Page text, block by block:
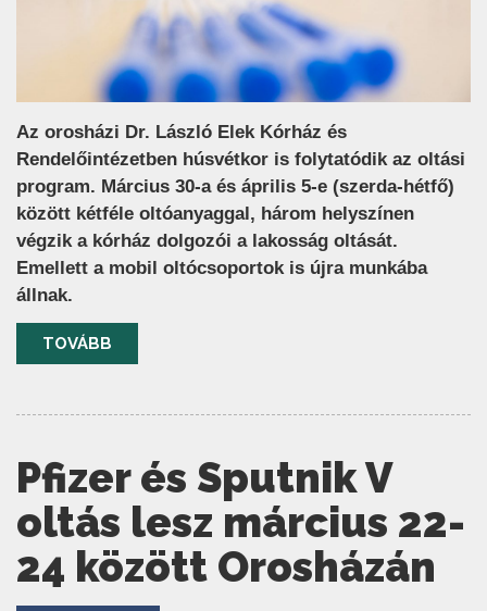
Az orosházi Dr. László Elek Kórház és
Rendelőintézetben húsvétkor is folytatódik az oltási
program. Március 30-a és április 5-e (szerda-hétfő)
között kétféle oltóanyaggal, három helyszínen
végzik a kórház dolgozói a lakosság oltását.
Emellett a mobil oltócsoportok is újra munkába
állnak.
TOVÁBB
Pfizer és Sputnik V
oltás lesz március 22-
24 között Orosházán